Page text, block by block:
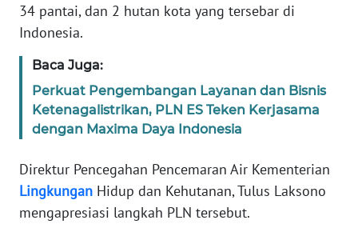
34 pantai, dan 2 hutan kota yang tersebar di
Indonesia.
Baca Juga:
Perkuat Pengembangan Layanan dan Bisnis
Ketenagalistrikan, PLN ES Teken Kerjasama
dengan Maxima Daya Indonesia
Direktur Pencegahan Pencemaran Air Kementerian
Lingkungan Hidup dan Kehutanan, Tulus Laksono
mengapresiasi langkah PLN tersebut.
KARIR
Wahana
Regional
WN
WN